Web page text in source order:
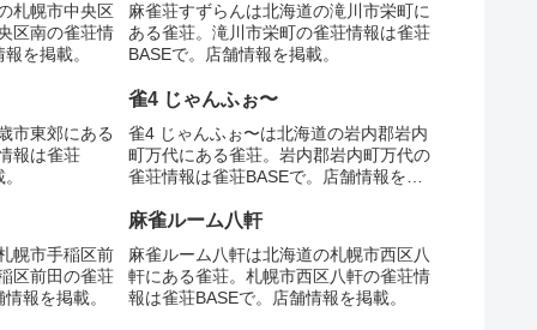
札幌市中央区
区南の雀荘情
を掲載。
麻雀荘すずらんは北海道の滝川市栄町に
ある雀荘。滝川市栄町の雀荘情報は雀荘
BASEで。店舗情報を掲載。
市東郊にある
報は雀荘
雀4 じゃんふぉ〜
雀4 じゃんふぉ〜は北海道の岩内郡岩内
町万代にある雀荘。岩内郡岩内町万代の
雀荘情報は雀荘BASEで。店舗情報を掲
幌市手稲区前
区前田の雀荘
報を掲載。
麻雀ルーム八軒
麻雀ルーム八軒は北海道の札幌市西区八
軒にある雀荘。札幌市西区八軒の雀荘情
報は雀荘BASEで。店舗情報を掲載。